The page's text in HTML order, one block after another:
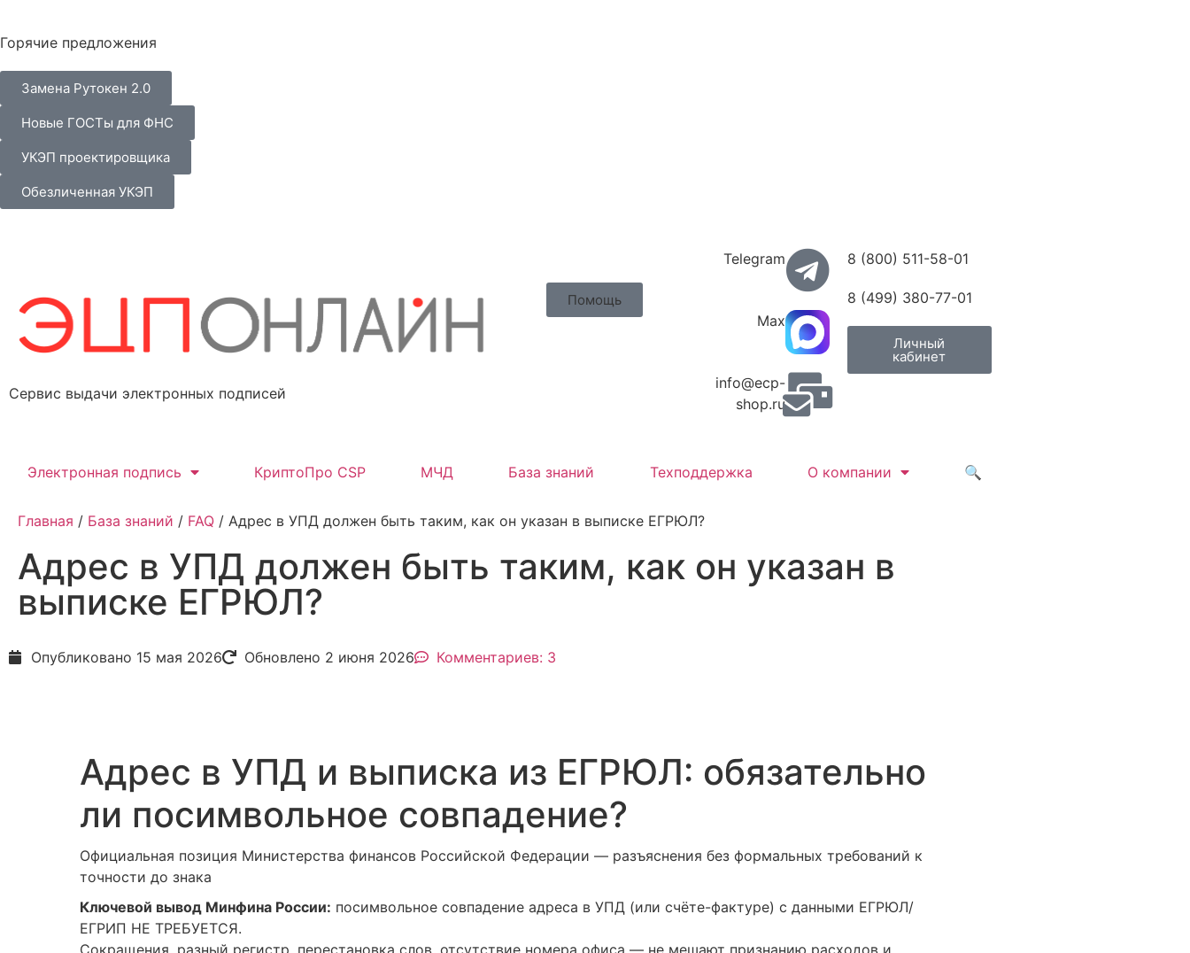
Горячие предложения
Замена Рутокен 2.0
Новые ГОСТы для ФНС
УКЭП проектировщика
Обезличенная УКЭП
Сервис выдачи электронных подписей
Помощь
Telegram
Max
info@ecp-
shop.ru
8 (800) 511-58-01
8 (499) 380-77-01
Личный
кабинет
Электронная подпись КриптоПро CSP МЧД База знаний Техподдержка О компании 🔍
Главная / База знаний / FAQ / Адрес в УПД должен быть таким, как он указан в выписке ЕГРЮЛ?
Адрес в УПД должен быть таким, как он указан в
выписке ЕГРЮЛ?
Опубликовано 15 мая 2026 Обновлено 2 июня 2026 Комментариев: 3
Адрес в УПД и выписка из ЕГРЮЛ: обязательно
ли посимвольное совпадение?
Официальная позиция Министерства финансов Российской Федерации — разъяснения без формальных требований к
точности до знака
Ключевой вывод Минфина России: посимвольное совпадение адреса в УПД (или счёте-фактуре) с данными ЕГРЮЛ/
ЕГРИП НЕ ТРЕБУЕТСЯ.
Сокращения, разный регистр, перестановка слов, отсутствие номера офиса — не мешают признанию расходов и